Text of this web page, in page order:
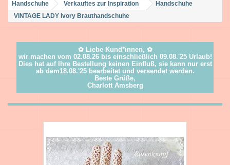
Handschuhe
Verkauftes zur Inspiration
Handschuhe
VINTAGE LADY Ivory Brauthandschuhe
✿ Liebe Kund*innen, ✿
wir machen vom 02.08.26 bis einschließlich 09.08.'25 Urlaub!
Dies hat auf Ihre Bestellung keinen Einfluß, sie kann nur erst
ab dem18.08.'25 bearbeitet und versendet werden.
Beste Grüße,
Charlott Amsberg